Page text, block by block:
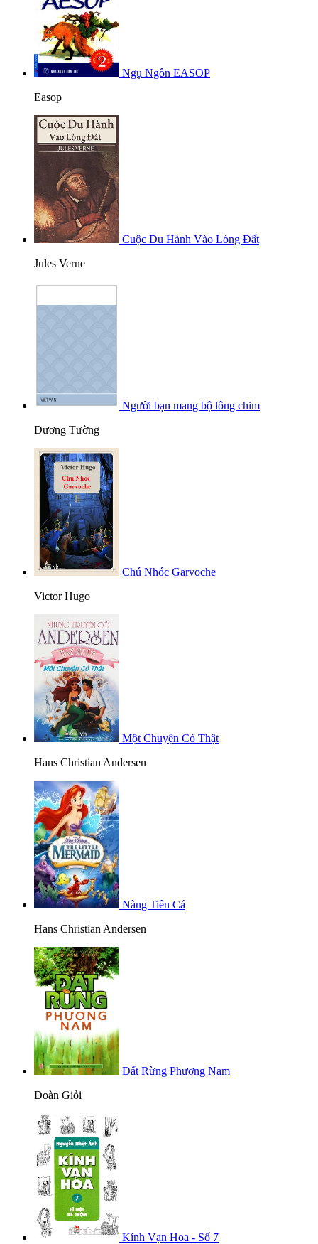
Ngụ Ngôn EASOP
Easop
Cuộc Du Hành Vào Lòng Đất
Jules Verne
Người bạn mang bộ lông chim
Dương Tường
Chú Nhóc Garvoche
Victor Hugo
Một Chuyện Có Thật
Hans Christian Andersen
Nàng Tiên Cá
Hans Christian Andersen
Đất Rừng Phương Nam
Đoàn Giỏi
Kính Vạn Hoa - Số 7